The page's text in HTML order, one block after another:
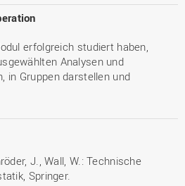
erfolgreich studiert haben,
Analysen und
in Gruppen darstellen und
J., Wall, W.: Technische
Springer.